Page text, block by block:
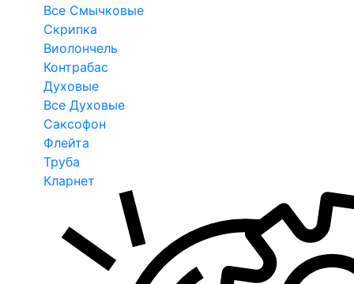
Все Смычковые
Скрипка
Виолончель
Контрабас
Духовые
Все Духовые
Саксофон
Флейта
Труба
Кларнет